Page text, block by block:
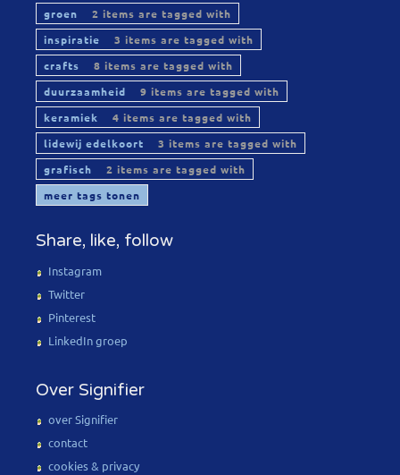
groen
2 items are tagged with
inspiratie
3 items are tagged with
crafts
8 items are tagged with
duurzaamheid
9 items are tagged with
keramiek
4 items are tagged with
lidewij edelkoort
3 items are tagged with
grafisch
2 items are tagged with
meer tags tonen
Share, like, follow
Instagram
Twitter
Pinterest
LinkedIn groep
Over Signifier
over Signifier
contact
cookies & privacy